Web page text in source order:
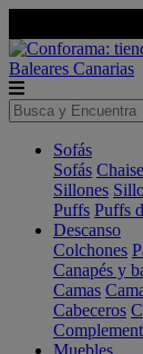
Baleares Canarias
Sofás
Sofás
Sillones
Puffs Puffs
Descanso
Colchones
Canapés y
Camas
Cabeceros
Muebles